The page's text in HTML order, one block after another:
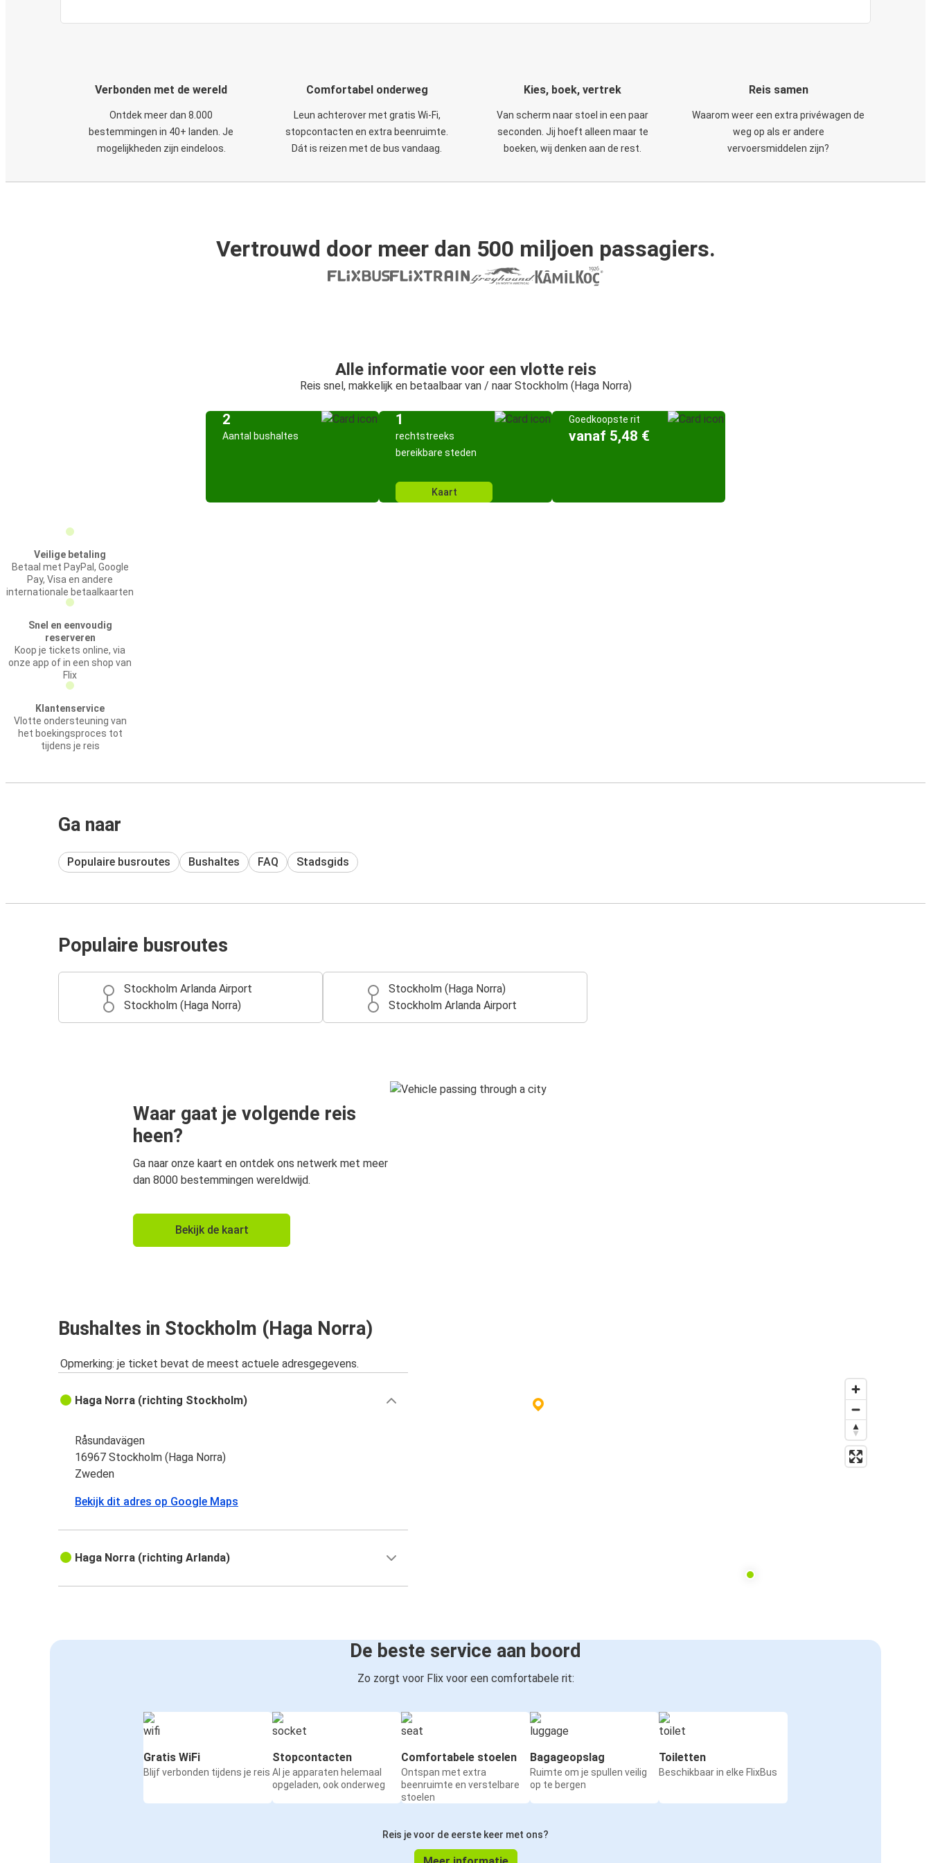
Verbonden met de wereld
Ontdek meer dan 8.000
bestemmingen in 40+ landen. Je
mogelijkheden zijn eindeloos.
Comfortabel onderweg
Leun achterover met gratis Wi-Fi,
stopcontacten en extra beenruimte.
Dát is reizen met de bus vandaag.
Kies, boek, vertrek
Van scherm naar stoel in een paar
seconden. Jij hoeft alleen maar te
boeken, wij denken aan de rest.
Reis samen
Waarom weer een extra privéwagen de
weg op als er andere
vervoersmiddelen zijn?
Vertrouwd door meer dan 500 miljoen passagiers.
Alle informatie voor een vlotte reis
Reis snel, makkelijk en betaalbaar van / naar Stockholm (Haga Norra)
2
Aantal bushaltes
1
rechtstreeks
bereikbare steden
Kaart
Goedkoopste rit
vanaf 5,48 €
Veilige betaling
Betaal met PayPal, Google
Pay, Visa en andere
internationale betaalkaarten
Snel en eenvoudig
reserveren
Koop je tickets online, via
onze app of in een shop van
Flix
Klantenservice
Vlotte ondersteuning van
het boekingsproces tot
tijdens je reis
Ga naar
Populaire busroutes Bushaltes FAQ Stadsgids
Populaire busroutes
Stockholm Arlanda Airport
Stockholm (Haga Norra)
Stockholm (Haga Norra)
Stockholm Arlanda Airport
Waar gaat je volgende reis
heen?
Ga naar onze kaart en ontdek ons netwerk met meer
dan 8000 bestemmingen wereldwijd.
Bekijk de kaart
Bushaltes in Stockholm (Haga Norra)
Opmerking: je ticket bevat de meest actuele adresgegevens.
Haga Norra (richting Stockholm)
Råsundavägen
16967 Stockholm (Haga Norra)
Zweden
Bekijk dit adres op Google Maps
Haga Norra (richting Arlanda)
De beste service aan boord
Zo zorgt voor Flix voor een comfortabele rit:
Gratis WiFi
Blijf verbonden tijdens je reis
Stopcontacten
Al je apparaten helemaal
opgeladen, ook onderweg
Comfortabele stoelen
Ontspan met extra
beenruimte en verstelbare
stoelen
Bagageopslag
Ruimte om je spullen veilig
op te bergen
Toiletten
Beschikbaar in elke FlixBus
Reis je voor de eerste keer met ons?